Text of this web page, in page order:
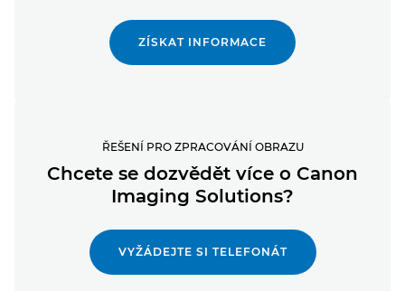
ZÍSKAT INFORMACE
ŘEŠENÍ PRO ZPRACOVÁNÍ OBRAZU
Chcete se dozvědět více o Canon
Imaging Solutions?
VYŽÁDEJTE SI TELEFONÁT